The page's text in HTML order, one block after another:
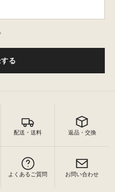
る
配送・送料 返品・交換
よくあるご質問 お問い合わせ